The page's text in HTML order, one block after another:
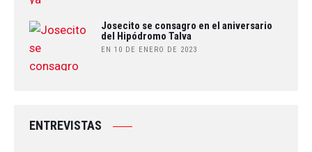
Josecito se consagro en el aniversario
del Hipódromo Talva
EN 10 DE ENERO DE 2023
ENTREVISTAS